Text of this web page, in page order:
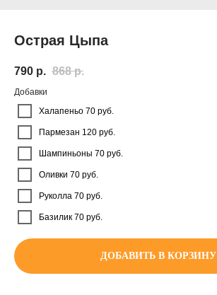
Острая Цыпа
790 р. 868 р.
Добавки
Халапеньо 70 руб.
Пармезан 120 руб.
Шампиньоны 70 руб.
Оливки 70 руб.
Руколла 70 руб.
Базилик 70 руб.
ДОБАВИТЬ В КОРЗИНУ